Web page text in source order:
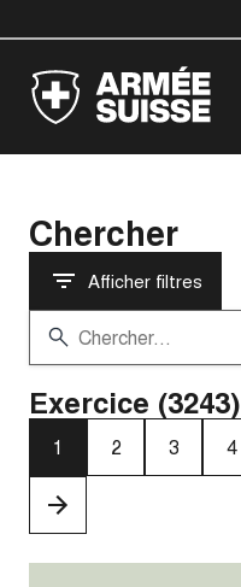
Chercher
Afficher filtres
Exercice (3243)
1 2 3 4
›